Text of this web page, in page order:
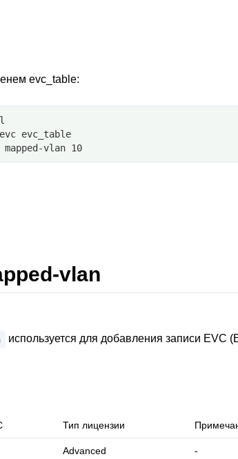
evc_table:
evc_table
vlan 10
vlan
используется для добавления записи EVC
Тип лицензии
Advanced -